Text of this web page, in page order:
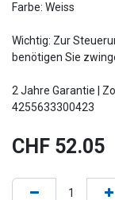
Farbe: Weiss
Wichtig: Zur
benötigen Sie
2 Jahre Garantie |
4255633300423
CHF 52.05